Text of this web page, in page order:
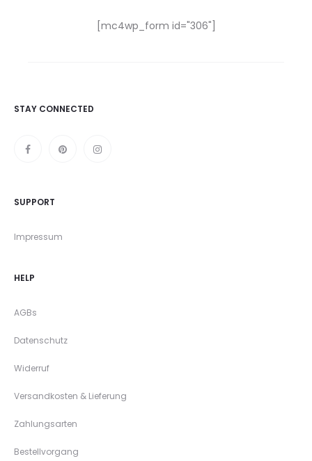
[mc4wp_form id="306"]
STAY CONNECTED
SUPPORT
Impressum
HELP
AGBs
Datenschutz
Widerruf
Versandkosten & Lieferung
Zahlungsarten
Bestellvorgang